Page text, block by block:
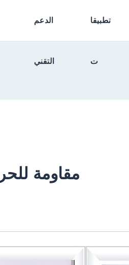
تطبيقا
ت
الدعم
التقني
مقاومة